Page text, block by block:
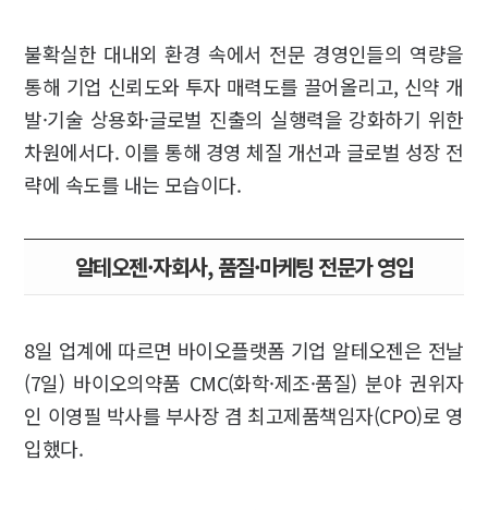
불확실한 대내외 환경 속에서 전문 경영인들의 역량을
통해 기업 신뢰도와 투자 매력도를 끌어올리고, 신약 개
발·기술 상용화·글로벌 진출의 실행력을 강화하기 위한
차원에서다. 이를 통해 경영 체질 개선과 글로벌 성장 전
략에 속도를 내는 모습이다.
알테오젠·자회사, 품질·마케팅 전문가 영입
8일 업계에 따르면 바이오플랫폼 기업 알테오젠은 전날
(7일) 바이오의약품 CMC(화학·제조·품질) 분야 권위자
인 이영필 박사를 부사장 겸 최고제품책임자(CPO)로 영
입했다.